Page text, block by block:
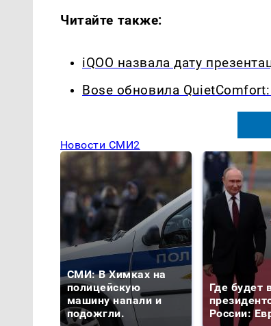
Читайте также:
iQOO назвала дату
Bose обновила
Новости СМИ2
СМИ: В Химках на
полицейскую
машину напали и
подожгли.
Где будет
России: